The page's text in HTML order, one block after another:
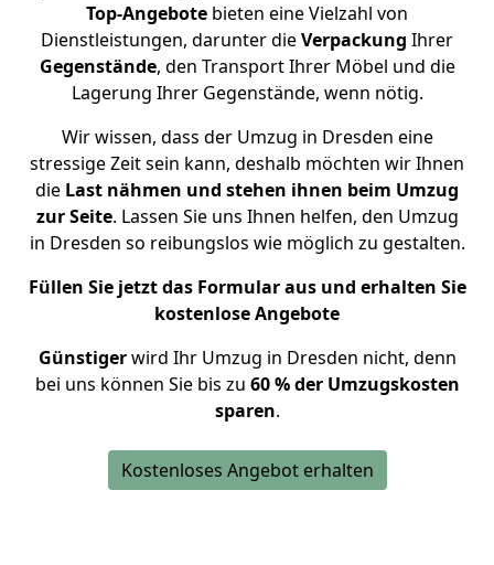
Top-Angebote bieten eine Vielzahl von
Dienstleistungen, darunter dieVerpackung Ihrer
Gegenstände, den Transport Ihrer Möbel und die
Lagerung Ihrer Gegenstände, wenn nötig.
Wir wissen, dass der Umzug in Dresden eine
stressige Zeit sein kann, deshalb möchten wir Ihnen
die Last nähmen und stehen ihnen beim Umzug
zur Seite. Lassen Sie uns Ihnen helfen, den Umzug
in Dresden so reibungslos wie möglich zu gestalten.
Füllen Sie jetzt das Formular aus und erhalten Sie
kostenlose Angebote
Günstigerwird Ihr Umzug in Dresden nicht, denn
bei uns können Sie bis zu 60 % der Umzugskosten
sparen.
Kostenloses Angebot erhalten